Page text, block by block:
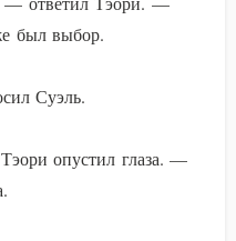
был выбор.
Суэль.
опустил глаза. —